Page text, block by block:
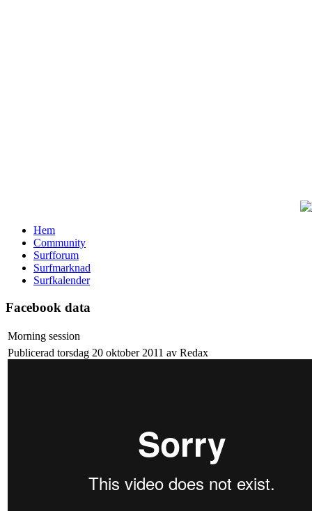
Hem
Community
Surfforum
Surfmarknad
Surfkalender
Facebook data
Morning session
Publicerad torsdag 20 oktober 2011 av Redax